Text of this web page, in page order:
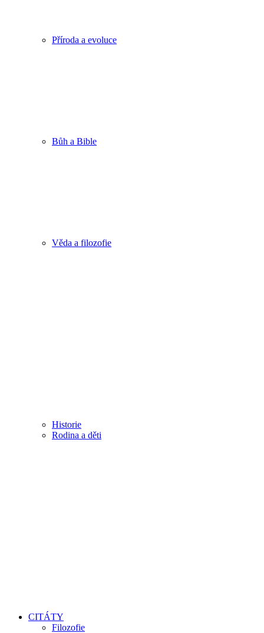
Příroda a evoluce
Bůh a Bible
Věda a filozofie
Historie
Rodina a děti
CITÁTY
Filozofie